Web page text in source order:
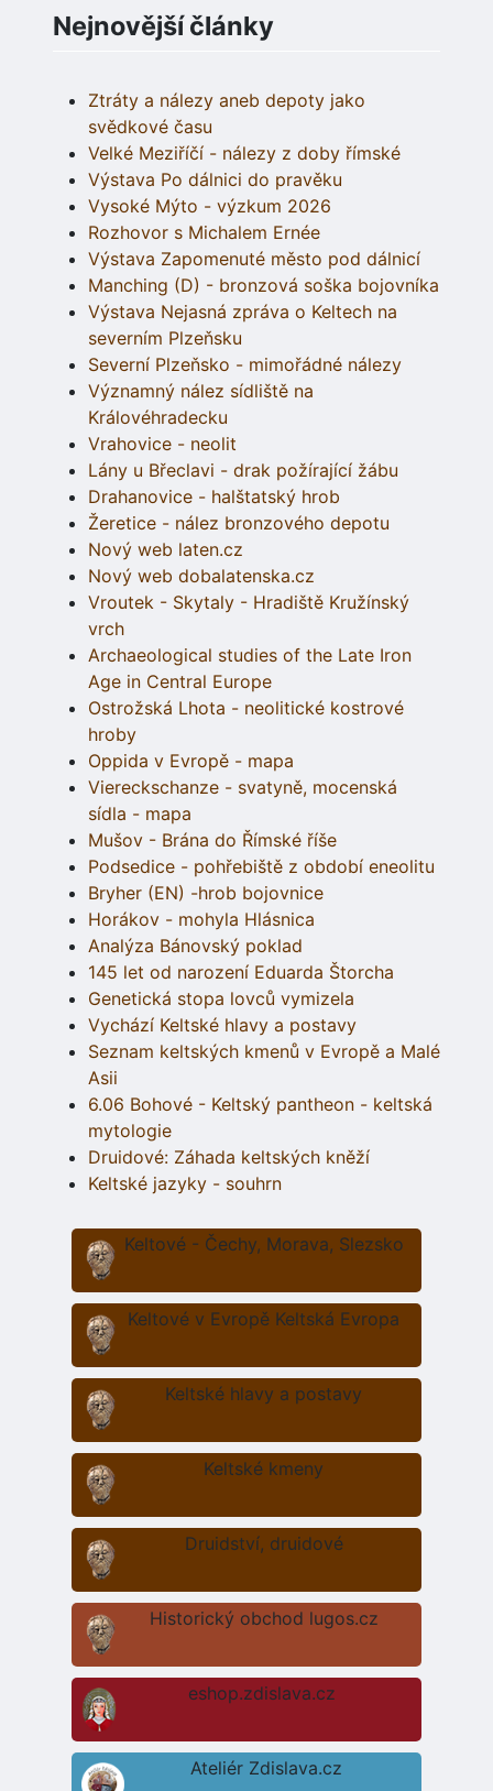
Nejnovější články
Ztráty a nálezy aneb depoty jako
svědkové času
Velké Meziříčí - nálezy z doby římské
Výstava Po dálnici do pravěku
Vysoké Mýto - výzkum 2026
Rozhovor s Michalem Ernée
Výstava Zapomenuté město pod dálnicí
Manching (D) - bronzová soška bojovníka
Výstava Nejasná zpráva o Keltech na
severním Plzeňsku
Severní Plzeňsko - mimořádné nálezy
Významný nález sídliště na
Královéhradecku
Vrahovice - neolit
Lány u Břeclavi - drak požírající žábu
Drahanovice - halštatský hrob
Žeretice - nález bronzového depotu
Nový web laten.cz
Nový web dobalatenska.cz
Vroutek - Skytaly - Hradiště Kružínský
vrch
Archaeological studies of the Late Iron
Age in Central Europe
Ostrožská Lhota - neolitické kostrové
hroby
Oppida v Evropě - mapa
Viereckschanze - svatyně, mocenská
sídla - mapa
Mušov - Brána do Římské říše
Podsedice - pohřebiště z období eneolitu
Bryher (EN) -hrob bojovnice
Horákov - mohyla Hlásnica
Analýza Bánovský poklad
145 let od narození Eduarda Štorcha
Genetická stopa lovců vymizela
Vychází Keltské hlavy a postavy
Seznam keltských kmenů v Evropě a Malé
Asii
6.06 Bohové - Keltský pantheon - keltská
mytologie
Druidové: Záhada keltských kněží
Keltské jazyky - souhrn
Keltové - Čechy, Morava, Slezsko
Keltové v Evropě Keltská Evropa
Keltské hlavy a postavy
Keltské kmeny
Druidství, druidové
Historický obchod lugos.cz
eshop.zdislava.cz
Ateliér Zdislava.cz